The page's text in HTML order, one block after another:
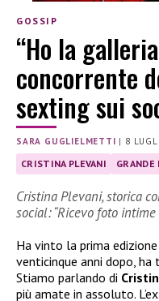
GOSSIP
“Ho la
concorrente
sexting sui
SARA GUGLIELMETTI | 8
CRISTINA PLEVANI GRANDE
Cristina Plevani, storica
social: “Ricevo foto
Ha vinto la prima
venticinque anni dopo,
Stiamo parlando di
più amate in assoluto.